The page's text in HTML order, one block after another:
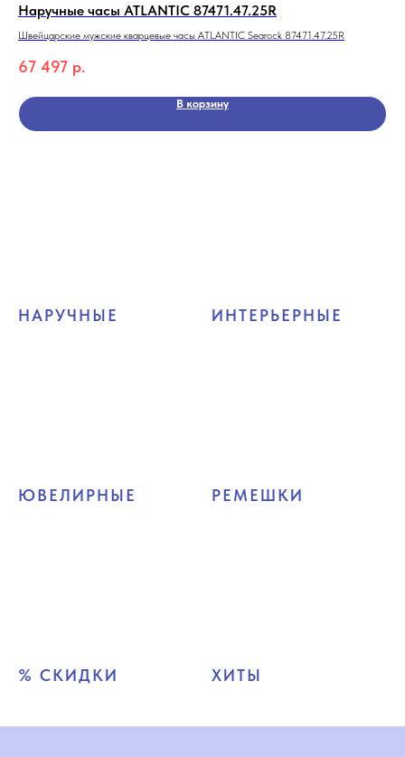
Наручные часы ATLANTIC 87471.47.25R
Швейцарские мужские кварцевые часы ATLANTIC Searock 87471.47.25R
67 497 р.
В корзину
НАРУЧНЫЕ ИНТЕРЬЕРНЫЕ
ЮВЕЛИРНЫЕ РЕМЕШКИ
% СКИДКИ ХИТЫ